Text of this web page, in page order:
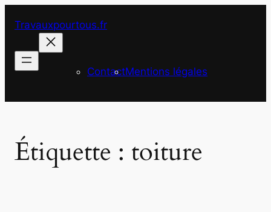
auTravauxpourtous.fr
ContactMentions légales
Étiquette : toiture